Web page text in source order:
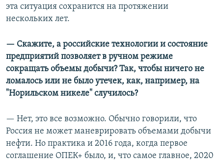
эта ситуация сохранится на протяжении
нескольких лет.
— Скажите, а российские технологии и состояние
предприятий позволяет в ручном режиме
сокращать объемы добычи? Так, чтобы ничего не
ломалось или не было утечек, как, например, на
"Норильском никеле" случилось?
— Нет, это все возможно. Обычно говорили, что
Россия не может маневрировать объемами добычи
нефти. Но практика и 2016 года, когда первое
соглашение ОПЕК+ было, и, что самое главное, 2020